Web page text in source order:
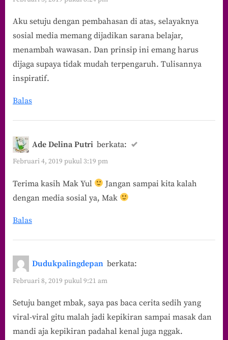
Aku setuju dengan pembahasan di atas, selayaknya
sosial media memang dijadikan sarana belajar,
menambah wawasan. Dan prinsip ini emang harus
dijaga supaya tidak mudah terpengaruh. Tulisannya
inspiratif.
Balas
Ade Delina Putri berkata:
Februari 4, 2019 pukul 3:19 pm
Terima kasih Mak Yul
Jangan sampai kita kalah
dengan media sosial ya, Mak
Balas
Dudukpalingdepan berkata:
Februari 8, 2019 pukul 9:21 am
Setuju banget mbak, saya pas baca cerita sedih yang
viral-viral gitu malah jadi kepikiran sampai masak dan
mandi aja kepikiran padahal kenal juga nggak.